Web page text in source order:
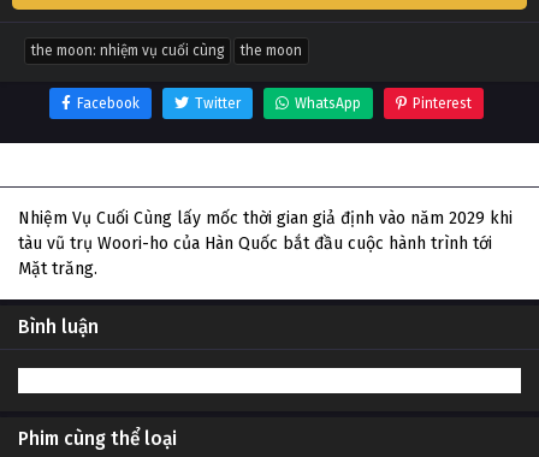
the moon: nhiệm vụ cuối cùng the moon
Facebook Twitter WhatsApp Pinterest
Nhiệm Vụ Cuối Cùng lấy mốc thời gian giả định vào năm 2029 khi
tàu vũ trụ Woori-ho của Hàn Quốc bắt đầu cuộc hành trình tới
Mặt trăng.
Bình luận
Phim cùng thể loại